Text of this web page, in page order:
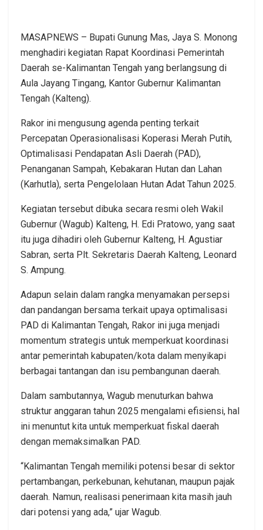
MASAPNEWS – Bupati Gunung Mas, Jaya S. Monong
menghadiri kegiatan Rapat Koordinasi Pemerintah
Daerah se-Kalimantan Tengah yang berlangsung di
Aula Jayang Tingang, Kantor Gubernur Kalimantan
Tengah (Kalteng).
Rakor ini mengusung agenda penting terkait
Percepatan Operasionalisasi Koperasi Merah Putih,
Optimalisasi Pendapatan Asli Daerah (PAD),
Penanganan Sampah, Kebakaran Hutan dan Lahan
(Karhutla), serta Pengelolaan Hutan Adat Tahun 2025.
Kegiatan tersebut dibuka secara resmi oleh Wakil
Gubernur (Wagub) Kalteng, H. Edi Pratowo, yang saat
itu juga dihadiri oleh Gubernur Kalteng, H. Agustiar
Sabran, serta Plt. Sekretaris Daerah Kalteng, Leonard
S. Ampung.
Adapun selain dalam rangka menyamakan persepsi
dan pandangan bersama terkait upaya optimalisasi
PAD di Kalimantan Tengah, Rakor ini juga menjadi
momentum strategis untuk memperkuat koordinasi
antar pemerintah kabupaten/kota dalam menyikapi
berbagai tantangan dan isu pembangunan daerah.
Dalam sambutannya, Wagub menuturkan bahwa
struktur anggaran tahun 2025 mengalami efisiensi, hal
ini menuntut kita untuk memperkuat fiskal daerah
dengan memaksimalkan PAD.
“Kalimantan Tengah memiliki potensi besar di sektor
pertambangan, perkebunan, kehutanan, maupun pajak
daerah. Namun, realisasi penerimaan kita masih jauh
dari potensi yang ada,” ujar Wagub.